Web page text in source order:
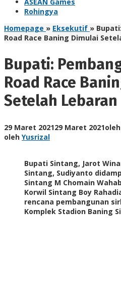
Rohingya
Homepage » Eksekutif »
Road Race Baning Dimulai
Bupati:
Road Race
Setelah Lebaran
29 Maret 202129 Maret 2021oleh
oleh Yusrizal
Bupati Sintang, Jarot
Sintang, Sudiyanto
Sintang M Chomain
Korwil Sintang Boy
rencana pembangunan
Komplek Stadion Baning